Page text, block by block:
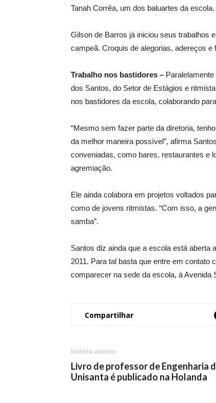
Tanah Corrêa, um dos baluartes da escola.
Gilson de Barros já iniciou seus trabalhos
campeã. Croquis de alegorias, adereços e
Trabalho nos bastidores –
dos Santos, do Setor de Estágios e
nos bastidores da escola, colaborando
“Mesmo sem fazer parte da diretoria,
da melhor maneira possível”, afirma
conveniadas, como bares, restaurantes e
agremiação.
Ele ainda colabora em projetos voltados
como de jovens ritmistas. “Com isso, a
samba”.
Santos diz ainda que a escola está aberta
2011. Para tal basta que entre em contato
comparecer na sede da escola, à Avenida
Compartilhar
Matéria anterior
Livro de professor de Engenharia
Unisanta é publicado na Holanda